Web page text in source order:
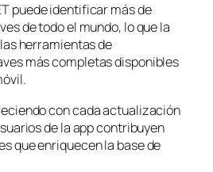
puede identificar más de
de todo el mundo, lo que la
herramientas de
más completas disponibles
con cada actualización
de la app contribuyen
que enriquecen la base de